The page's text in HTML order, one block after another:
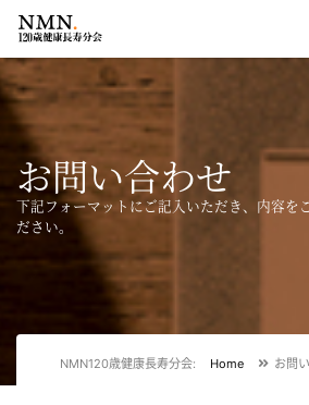
お問い合わせ
下記フォーマットにご記入いただき、内容を
ださい。
NMN120歳健康長寿分会: Home お問